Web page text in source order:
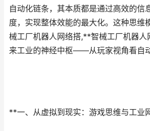
自动化链条，其本质都是通过高效的信
度，实现整体效能的最大化。这种思维
械工厂机器人网络搭,**智械工厂机器人
来工业的神经中枢——从玩家视角看自
**一、从虚拟到现实：游戏思维与工业